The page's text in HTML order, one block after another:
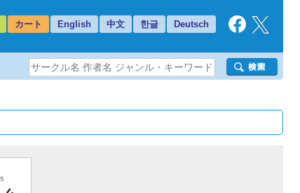
カート English 中文 한글 Deutsch